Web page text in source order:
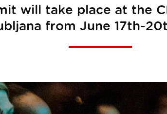
will take place at the
from June 17th-